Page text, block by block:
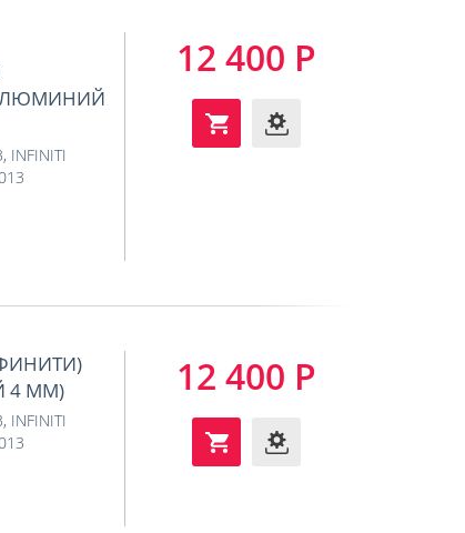
(АЛЮМИНИЙ
, INFINITI
12 400 Р
4 ММ)
, INFINITI
12 400 Р